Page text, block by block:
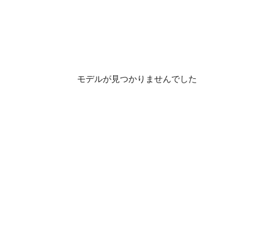
モデルが見つかりませんでした